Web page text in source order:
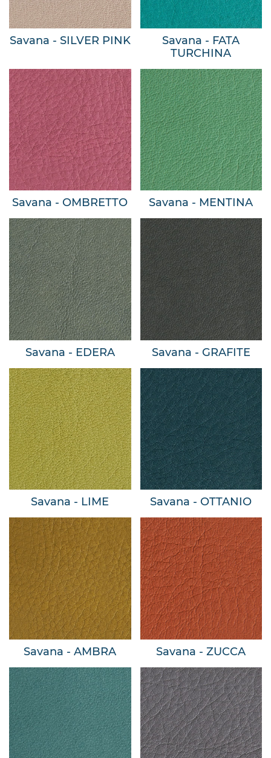
Savana - SILVER PINK
Savana - FATA
TURCHINA
Savana - OMBRETTO Savana - MENTINA
Savana - EDERA Savana - GRAFITE
Savana - LIME Savana - OTTANIO
Savana - AMBRA Savana - ZUCCA